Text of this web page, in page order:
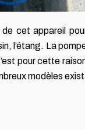
cet appareil
l’étang. La
pour cette
modèles